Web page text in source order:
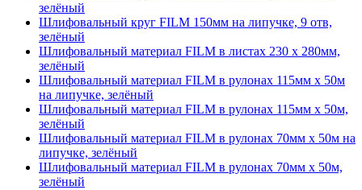
зелёный
Шлифовальный круг FILM 150мм на липучке, 9 отв,
зелёный
Шлифовальный материал FILM в листах 230 х 280мм,
зелёный
Шлифовальный материал FILM в рулонах 115мм х 50м
на липучке, зелёный
Шлифовальный материал FILM в рулонах 115мм х 50м,
зелёный
Шлифовальный материал FILM в рулонах 70мм х 50м на
липучке, зелёный
Шлифовальный материал FILM в рулонах 70мм х 50м,
зелёный